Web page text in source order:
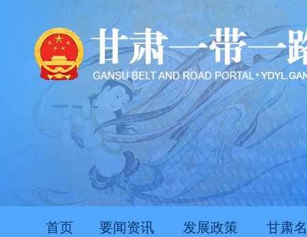
首页 要闻资讯 发展政策 甘肃